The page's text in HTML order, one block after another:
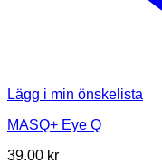
Lägg i min önskelista
MASQ+ Eye Q
39.00 kr